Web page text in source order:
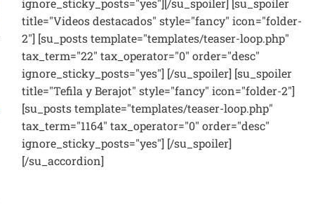
ignore_sticky_posts="yes"][/su_spoiler] [su_spoiler
title="Videos destacados" style="fancy" icon="folder-
2"] [su_posts template="templates/teaser-loop.php"
tax_term="22" tax_operator="0" order="desc"
ignore_sticky_posts="yes"] [/su_spoiler] [su_spoiler
title="Tefila y Berajot" style="fancy" icon="folder-2"]
[su_posts template="templates/teaser-loop.php"
tax_term="1164" tax_operator="0" order="desc"
ignore_sticky_posts="yes"] [/su_spoiler]
[/su_accordion]